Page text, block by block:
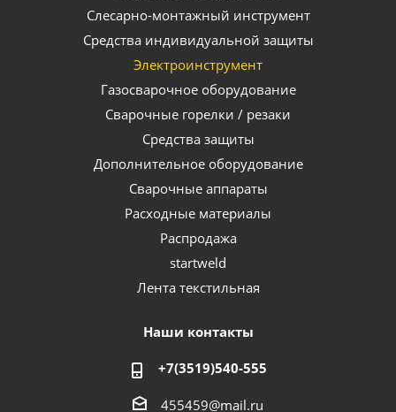
Слесарно-монтажный инструмент
Средства индивидуальной защиты
Электроинструмент
Газосварочное оборудование
Сварочные горелки / резаки
Средства защиты
Дополнительное оборудование
Сварочные аппараты
Расходные материалы
Распродажа
startweld
Лента текстильная
Наши контакты
+7(3519)540-555
455459@mail.ru